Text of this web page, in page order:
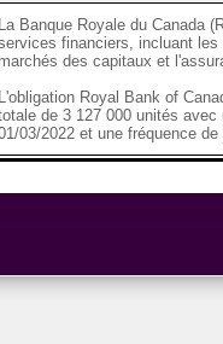
La Banque Royale du Canada
financiers, incluant
marchés des capitaux et
L'obligation Royal Bank of
de 3 127 000 unités
03/2022 et une fréquence